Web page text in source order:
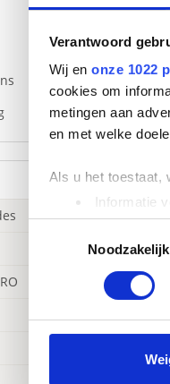
Verantwoord
Wij en onze 1022
cookies om
metingen aan
en met welke
Als u het toestaat,
Informatie
Uw
Lees meer over
toestemming op
websiteverkeer te
media,
Noodzakelijk